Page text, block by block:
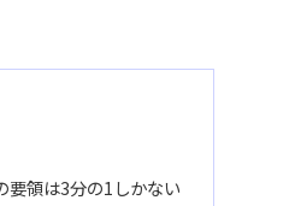
要領は3分の1しかない